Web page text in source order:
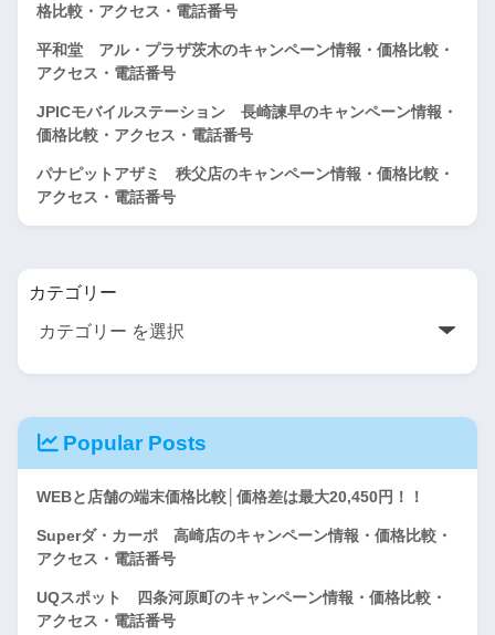
格比較・アクセス・電話番号
平和堂 アル・プラザ茨木のキャンペーン情報・価格比較・
アクセス・電話番号
JPICモバイルステーション 長崎諫早のキャンペーン情報・
価格比較・アクセス・電話番号
パナピットアザミ 秩父店のキャンペーン情報・価格比較・
アクセス・電話番号
カテゴリー
Popular Posts
WEBと店舗の端末価格比較│価格差は最大20,450円！！
Superダ・カーポ 高崎店のキャンペーン情報・価格比較・
アクセス・電話番号
UQスポット 四条河原町のキャンペーン情報・価格比較・
アクセス・電話番号